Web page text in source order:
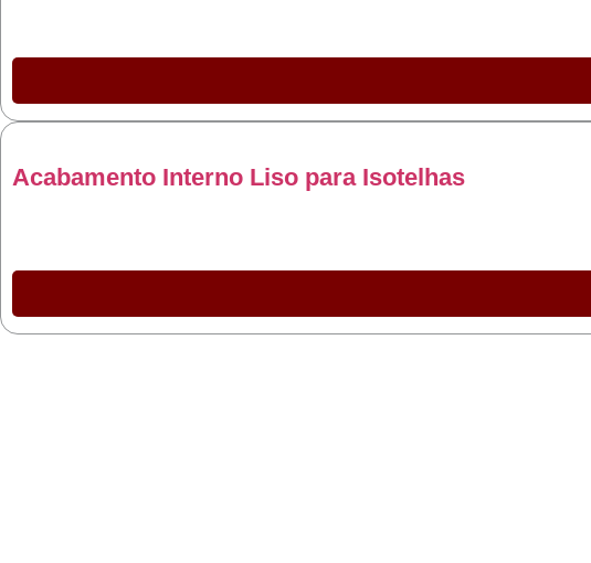
Acabamento Interno Liso para Isotelhas